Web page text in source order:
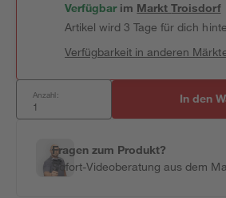
Verfügbar im MarktTroisdorf
Artikel wird 3 Tage für dich
Verfügbarkeit in anderen
Anzahl: In den
Fragen zum Produkt?
Sofort-Videoberatung aus dem